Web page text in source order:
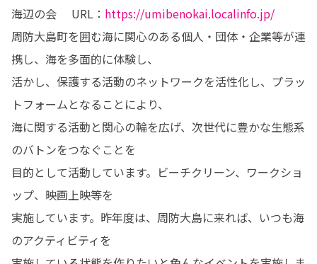
海辺の会 　URL： https://umibenokai.localinfo.jp/
周防大島町を囲む海に関心のある個人・団体・企業等が連
携し、海を多面的に体験し、
活かし、保護する活動のネットワークを活性化し、プラッ
トフォームとなることにより、
海に関する活動と関心の輪を広げ、次世代に豊かな生態系
のバトンをつなぐことを
目的として活動しています。ビーチクリーン、ワークショ
ップ、映画上映等を
実施しています。昨年度は、周防大島に来れば、いつも海
のアクティビティを